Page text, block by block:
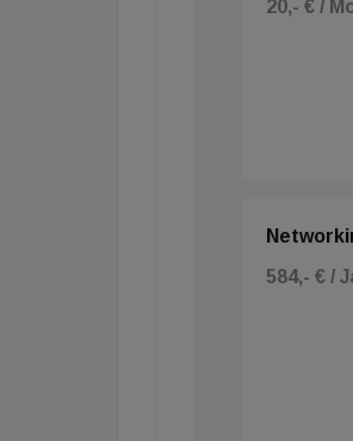
20,- € /
584,- € /